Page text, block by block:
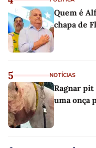
Quem é
chapa de
5 NOTÍCIAS
Ragnar
uma onça